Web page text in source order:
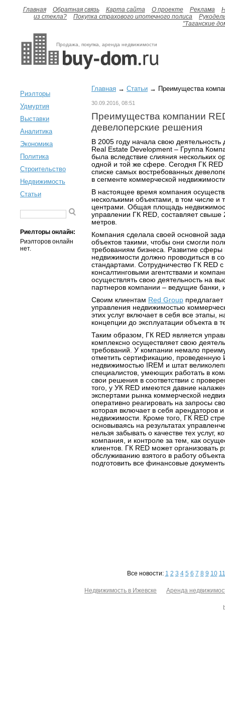
Главная Обратная связь Карта сайта О проекте Реклама
из стекла?
Покупка страхового ипотечного полиса
"Таганские
Продажа, покупка, аренда недвижимости
Риэлторы
Удмуртия
Выставки
Аналитика
Экономика
Политика
Строительство
Недвижимость
Статьи
Риелторы онлайн:
Риэлторов онлайн
нет.
Главная → Статьи → Преимущества
30.09.2016, 08:51
Преимущества компании
девелоперские решения
В 2005 году начала свою
Real Estate Development – Группа
была вследствие слияния нескольких
одной и той же сфере. Сегодня ГК RED
списке самых востребованных
в сегменте коммерческой
В настоящее время компания
несколькими объектами, в том числе
центрами. Общая площадь
управлении ГК RED, составляет свыше
метров.
Компания сделала своей основной
объектов такими, чтобы они смогли
требованиям бизнеса. Развитие сферы
недвижимости должно проводиться в
стандартами. Сотрудничество ГК RED
консалтинговыми агентствами и
осуществлять свою деятельность на
партнеров компании – ведущие банки,
Своим клиентам Red Group
управления недвижимостью
этих услуг включает в себя все этапы,
концепции до эксплуатации объекта в
Таким образом, ГК RED является
комплексно осуществляет свою
требований. У компании немало
отметить сертификацию, проведенную
недвижимостью IREM и штат
специалистов, умеющих работать в
свои решения в соответствии с
того, у УК RED имеются давние
экспертами рынка коммерческой
оперативно реагировать на запросы
которая включает в себя арендаторов
недвижимости. Кроме того, ГК RED
основываясь на результатах
нельзя забывать о качестве тех услуг,
компания, и контроле за тем, как
клиентов. ГК RED может организовать
обслуживанию взятого в работу
подготовить все финансовые
Все новости: 1 2 3 4 5 6 7 8 9 10 11
Недвижимость в Ижевске Аренда